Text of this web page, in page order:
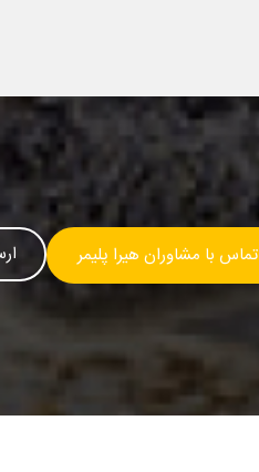
تماس با مشاوران هیرا پلیمر